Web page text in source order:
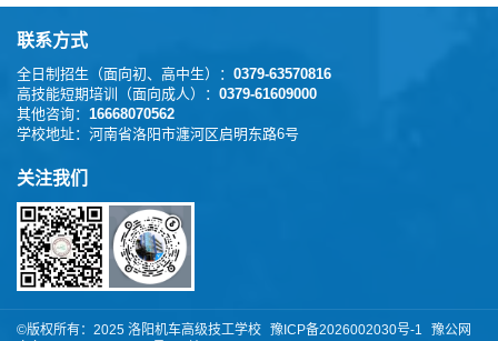
联系方式
全日制招生（面向初、高中生）： 0379-63570816
高技能短期培训（面向成人）： 0379-61609000
其他咨询： 16668070562
学校地址： 河南省洛阳市瀍河区启明东路6号
关注我们
©版权所有：️2025 洛阳机车高级技工学校 豫ICP备2026002030号-1
豫公网